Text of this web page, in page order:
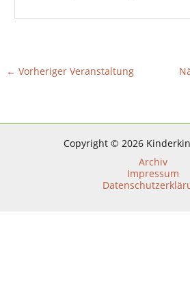
← Vorheriger Veranstaltung
Copyright © 2026
Archiv
Impressum